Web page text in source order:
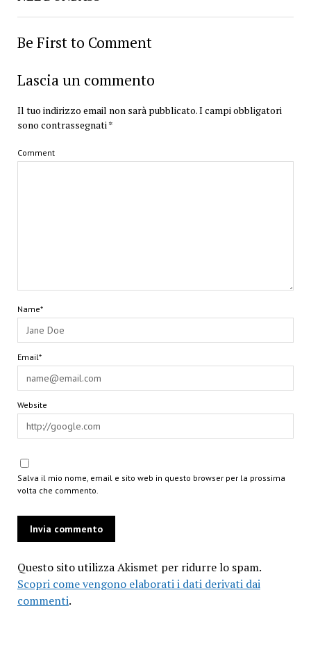
Be First to Comment
Lascia un commento
Il tuo indirizzo email non sarà pubblicato.I campi obbligatori
sono contrassegnati *
Comment
Name*
Email*
Website
Salva il mio nome, email e sito web in questo browser per la prossima
volta che commento.
Questo sito utilizza Akismet per ridurre lo spam.
Scopri come vengono elaborati i dati derivati dai
commenti.